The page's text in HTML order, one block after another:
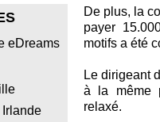
eDreams
De plus, la
payer
motifs a été
Le dirigeant
à la même
relaxé.